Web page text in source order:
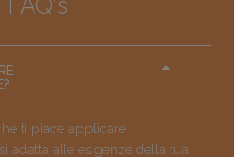
ti piace applicare
adatta alle esigenze della tua